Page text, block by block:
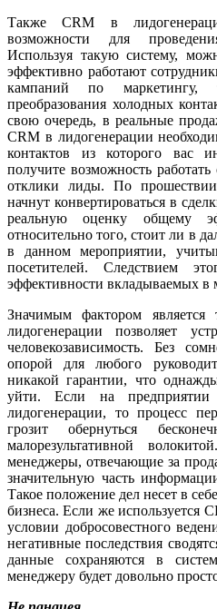
Также CRM в
возможности для
Используя такую систему,
эффективно работают
кампаний по маркетингу,
преобразования холодных
свою очередь, в реальные
CRM в лидогенерации
контактов из которого вас
получите возможность
отклики лиды. По
начнут конвертироваться в
реальную оценку общему
относительно того, стоит ли в
в данном мероприятии,
посетителей. Следствием
эффективности вкладываемых в
Значимым фактором
лидогенерации позволяет
человекозависимость. Без
опорой для любого
никакой гарантии, что
уйти. Если на
лидогенерации, то процесс
грозит обернуться
малорезультативной
менеджеры, отвечающие за
значительную часть
Такое положение дел несет в
бизнеса. Если же используется
условии добросовестного
негативные последствия
данные сохраняются в
менеджеру будет довольно